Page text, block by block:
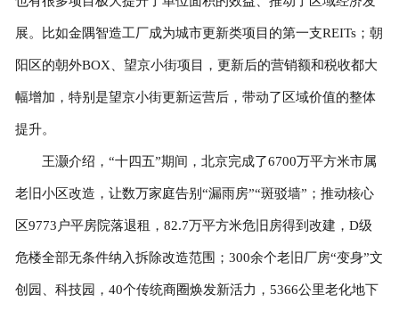
展。比如金隅智造工厂成为城市更新类项目的第一支REITs；朝
阳区的朝外BOX、望京小街项目，更新后的营销额和税收都大
幅增加，特别是望京小街更新运营后，带动了区域价值的整体
提升。
王灏介绍，“十四五”期间，北京完成了6700万平方米市属
老旧小区改造，让数万家庭告别“漏雨房”“斑驳墙”；推动核心
区9773户平房院落退租，82.7万平方米危旧房得到改建，D级
危楼全部无条件纳入拆除改造范围；300余个老旧厂房“变身”文
创园、科技园，40个传统商圈焕发新活力，5366公里老化地下